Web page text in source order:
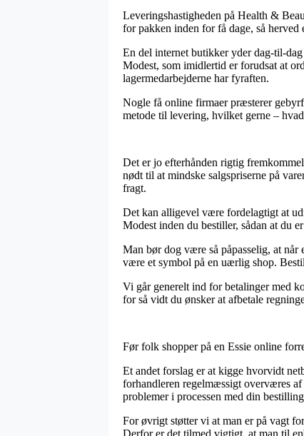
Leveringshastigheden på Health &
for pakken inden for få dage, så herved
En del internet butikker yder dag-til-
Modest, som imidlertid er forudsat at
lagermedarbejderne har fyraften.
Nogle få online firmaer præsterer
metode til levering, hvilket gerne –
Det er jo efterhånden rigtig
nødt til at mindske salgspriserne på
fragt.
Det kan alligevel være fordelagtigt at
Modest inden du bestiller, sådan at du
Man bør dog være så påpasselig, at
være et symbol på en uærlig shop.
Vi går generelt ind for betalinger med
for så vidt du ønsker at afbetale
Før folk shopper på en Essie online
Et andet forslag er at kigge hvorvidt
forhandleren regelmæssigt overværes
problemer i processen med din
For øvrigt støtter vi at man er på vagt
Derfor er det tilmed vigtigt, at man til